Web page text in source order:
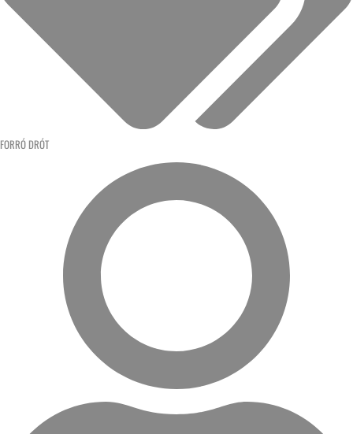
FORRÓ DRÓT